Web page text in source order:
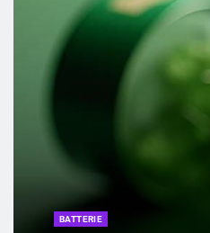
BATTERIE